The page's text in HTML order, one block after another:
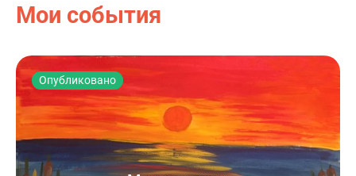
Мои события
Опубликовано